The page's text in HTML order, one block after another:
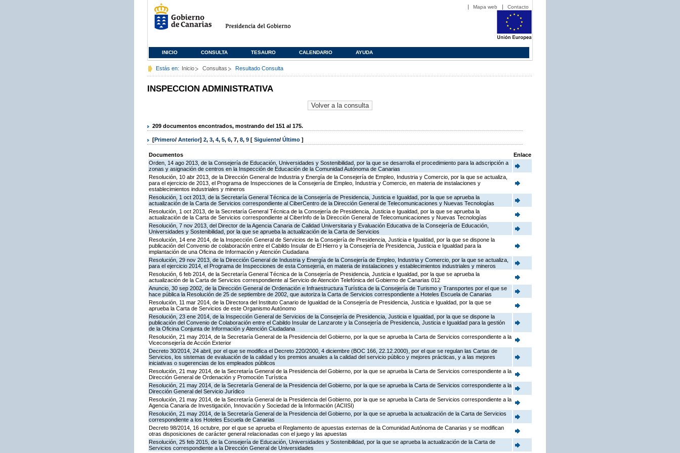
Mapa web Contacto
INICIO CONSULTA TESAURO CALENDARIO AYUDA
Estás en: Inicio Consultas Resultado Consulta
INSPECCION ADMINISTRATIVA
209 documentos encontrados, mostrando del 151 al 175.
[Primero/ Anterior] 2, 3, 4, 5, 6, 7, 8, 9 [ Siguiente/ Último ]
Documentos
Enlace
Orden, 14 ago 2013, de la Consejería de Educación, Universidades y Sostenibilidad, por la que se desarrolla el procedimiento para la adscripción a
zonas y asignación de centros en la Inspección de Educación de la Comunidad Autónoma de Canarias
Resolución, 10 abr 2013, de la Dirección General de Industria y Energía de la Consejería de Empleo, Industria y Comercio, por la que se actualiza,
para el ejercicio de 2013, el Programa de Inspecciones de la Consejería de Empleo, Industria y Comercio, en materia de instalaciones y
establecimientos industriales y mineros
Resolución, 1 oct 2013, de la Secretaría General Técnica de la Consejería de Presidencia, Justicia e Igualdad, por la que se aprueba la
actualización de la Carta de Servicios correspondiente al CiberCentro de la Dirección General de Telecomunicaciones y Nuevas Tecnologías
Resolución, 1 oct 2013, de la Secretaría General Técnica de la Consejería de Presidencia, Justicia e Igualdad, por la que se aprueba la
actualización de la Carta de Servicios correspondiente al CiberInfo de la Dirección General de Telecomunicaciones y Nuevas Tecnologías
Resolución, 7 nov 2013, del Director de la Agencia Canaria de Calidad Universitaria y Evaluación Educativa de la Consejería de Educación,
Universidades y Sostenibilidad, por la que se aprueba la actualización de la Carta de Servicios
Resolución, 14 ene 2014, de la Inspección General de Servicios de la Consejería de Presidencia, Justicia e Igualdad, por la que se dispone la
publicación del Convenio de colaboración entre el Cabildo Insular de El Hierro y la Consejería de Presidencia, Justicia e Igualdad para la
implantación de una Oficina de Información y Atención Ciudadana
Resolución, 29 nov 2013, de la Dirección General de Industria y Energía de la Consejería de Empleo, Industria y Comercio, por la que se actualiza,
para el ejercicio 2014, el Programa de Inspecciones de esta Consejería, en materia de instalaciones y establecimientos industriales y mineros
Resolución, 6 feb 2014, de la Secretaría General Técnica de la Consejería de Presidencia, Justicia e Igualdad, por la que se aprueba la
actualización de la Carta de Servicios correspondiente al Servicio de Atención Telefónica del Gobierno de Canarias 012
Anuncio, 30 sep 2002, de la Dirección General de Ordenación e Infraestructura Turística de la Consejería de Turismo y Transportes por el que se
hace pública la Resolución de 25 de septiembre de 2002, que autoriza la Carta de Servicios correspondiente a Hoteles Escuela de Canarias
Resolución, 11 mar 2014, de la Directora del Instituto Canario de Igualdad de la Consejería de Presidencia, Justicia e Igualdad, por la que se
aprueba la Carta de Servicios de este Organismo Autónomo
Resolución, 23 ene 2014, de la Inspección General de Servicios de la Consejería de Presidencia, Justicia e Igualdad, por la que se dispone la
publicación del Convenio de Colaboración entre el Cabildo Insular de Lanzarote y la Consejería de Presidencia, Justicia e Igualdad para la gestión
de la Oficina Conjunta de Información y Atención Ciudadana
Resolución, 21 may 2014, de la Secretaría General de la Presidencia del Gobierno, por la que se aprueba la Carta de Servicios correspondiente a la
Viceconsejería de Acción Exterior
Decreto 30/2014, 24 abril, por el que se modifica el Decreto 220/2000, 4 diciembre (BOC 166, 22.12.2000), por el que se regulan las Cartas de
Servicios, los sistemas de evaluación de la calidad y los premios anuales a la calidad del servicio público y mejores prácticas, y a las mejores
iniciativas o sugerencias de los empleados públicos
Resolución, 21 may 2014, de la Secretaría General de la Presidencia del Gobierno, por la que se aprueba la Carta de Servicios correspondiente a la
Dirección General de Ordenación y Promoción Turística
Resolución, 21 may 2014, de la Secretaría General de la Presidencia del Gobierno, por la que se aprueba la Carta de Servicios correspondiente a la
Dirección General del Servicio Jurídico
Resolución, 21 may 2014, de la Secretaría General de la Presidencia del Gobierno, por la que se aprueba la Carta de Servicios correspondiente a la
Agencia Canaria de Investigación, Innovación y Sociedad de la Información (ACIISI)
Resolución, 21 may 2014, de la Secretaría General de la Presidencia del Gobierno, por la que se aprueba la actualización de la Carta de Servicios
correspondiente a los Hoteles Escuela de Canarias
Decreto 98/2014, 16 octubre, por el que se aprueba el Reglamento de apuestas externas de la Comunidad Autónoma de Canarias y se modifican
otras disposiciones de carácter general relacionadas con el juego y las apuestas
Resolución, 25 feb 2015, de la Consejería de Educación, Universidades y Sostenibilidad, por la que se aprueba la actualización de la Carta de
Servicios correspondiente a la Dirección General de Universidades